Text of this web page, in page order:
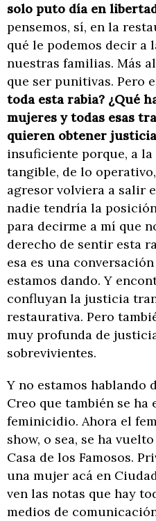
solo puto día en
pensemos, sí, en la
qué le podemos decir a
nuestras familias. Más
que ser punitivas. Pero
toda esta rabia? ¿Qué
mujeres y todas esas
quieren obtener
insuficiente porque, a
tangible, de lo
agresor volviera a salir
nadie tendría la
para decirme a mí que
derecho de sentir esta
esa es una
estamos dando. Y
confluyan la justicia
restaurativa. Pero
muy profunda de
sobrevivientes.
Y no estamos hablando
Creo que también se
feminicidio. Ahora el
show, o sea, se ha
Casa de los Famosos.
una mujer acá en
ven las notas que hay
medios de